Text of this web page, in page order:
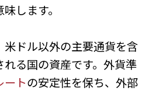
します。
米ドル以外の主要通貨を含
る国の資産です。外貨準
ートの安定性を保ち、外部